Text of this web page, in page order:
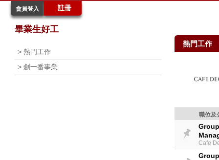
會員登入 註冊
畢業生好工
> 熱門工作
> 創一番事業
熱門工作
職位及
Cafe